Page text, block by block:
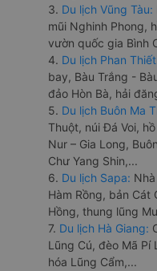
3. Du lịch Vũng Tàu:
mũi Nghinh Phong,
vườn quốc gia Bình
4. Du lịch Phan
bay, Bàu Trắng -
đảo Hòn Bà, hải
5. Du lịch Buôn Ma
Thuột, núi Đá Voi,
Nur – Gia Long,
Chư Yang Shin,...
6. Du lịch Sapa:
Hàm Rồng, bản Cát
Hồng, thung lũng
7. Du lịch Hà Giang:
Lũng Cú, đèo Mã Pí
hóa Lũng Cẩm,...